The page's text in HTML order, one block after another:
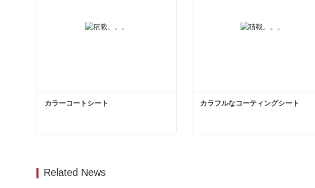
カラーコートシート カラフルなコーティングシート
Related News